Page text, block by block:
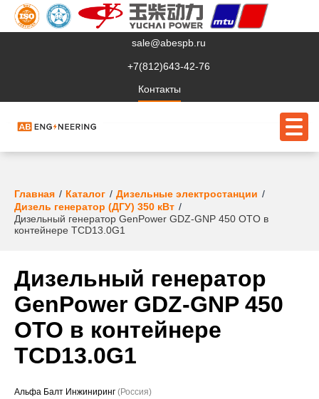
sale@abespb.ru
+7(812)643-42-76
Контакты
О компании
Клиентам
Сервис
Судовое ЭО
Проекты
Главная Каталог
Дизельные электростанции
Дизель генератор (ДГУ) 350 кВт
Дизельный генератор GenPower GDZ-GNP 450 OTO в
контейнере TCD13.0G1
Дизельный генератор
GenPower GDZ-GNP 450
OTO в контейнере
TCD13.0G1
Альфа Балт Инжиниринг (Россия)